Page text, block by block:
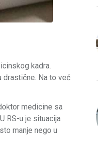
kadra.
drastične. Na to već
medicine sa
RS-u je situacija
manje nego u